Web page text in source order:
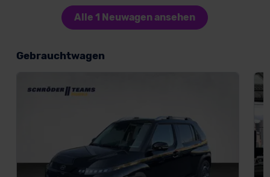
Alle 1 Neuwagen ansehen
Gebrauchtwagen